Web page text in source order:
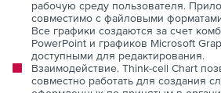
рабочую среду пользователя.
совместимо с файловыми
Все графики создаются за счет
PowerPoint и графиков Microsoft
доступными для редактирования.
Взаимодействие. Think-cell Chart
совместно работать для создания